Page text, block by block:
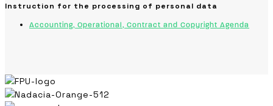
Instruction for the processing of personal data
Accounting, Operational, Contract and Copyright Agenda